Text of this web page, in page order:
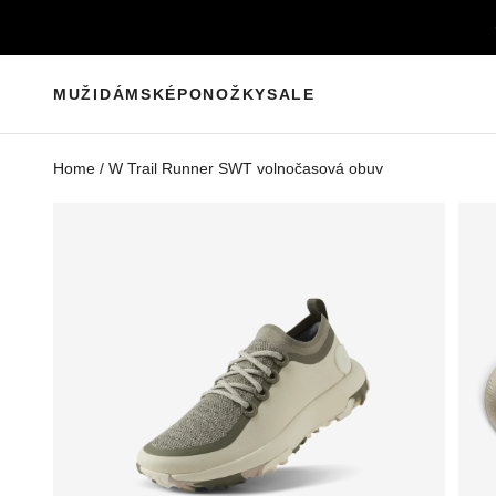
MUŽI DÁMSKÉPONOŽKYSALE
Home / W Trail Runner SWT volnočasová obuv